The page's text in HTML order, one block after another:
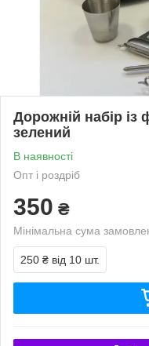
Дорожній набір
зелений
В наявності
Опт і роздріб
350 ₴
Мінімальна сума
250 ₴ від 10 шт.